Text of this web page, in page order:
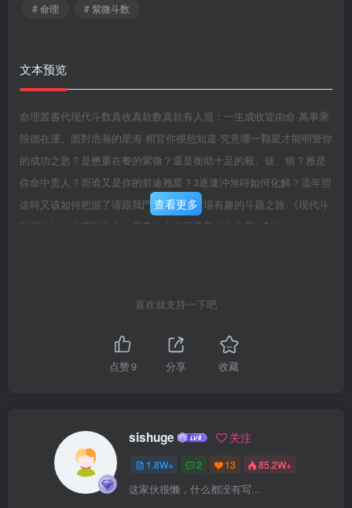
# 命理
# 紫微斗数
文本预览
命理叢書代现代斗数真收真款数真款有人混：一生成收皆由命·萬事乘
除德在運。面對浩瀚的星海·相官你很想知道·究意哪一颗星才能明警你
的成功之匙？是懋重在餐的紫微？還是衡助十足的毅、破、狼？雅是
你命中贵人？而谁又是你的前途翘星？3逐逢冲煞時如何化解？流年照
这時又该如何把据了请跟我門一想展開避場有趣的斗题之旅·《现代斗
数算缺》包你不酸此生！天乙上人◎著天乙上人◎著IsBN957-97513-
查看更多
喜欢就支持一下吧
点赞9 分享 收藏
sishuge 关注
1.8W+ 2 13 85.2W+
这家伙很懒，什么都没有写...